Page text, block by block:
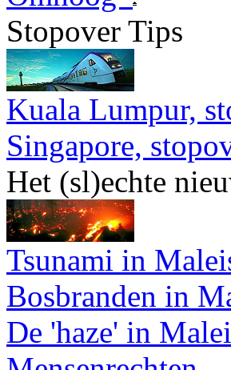
Stopover Tips
Kuala Lumpur,
Singapore,
Het (sl)echte
Tsunami in
Bosbranden in
De 'haze' in